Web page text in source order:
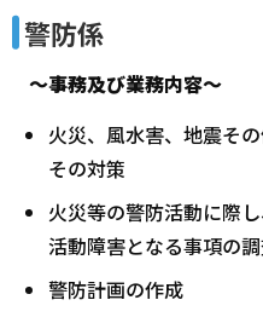
警防係
～事務及び業務内容～
火災、風水害、地震そ
その対策
火災等の警防活動に際
活動障害となる事項の
警防計画の作成